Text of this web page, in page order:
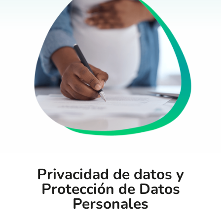
Privacidad de datos y
Protección de Datos
Personales